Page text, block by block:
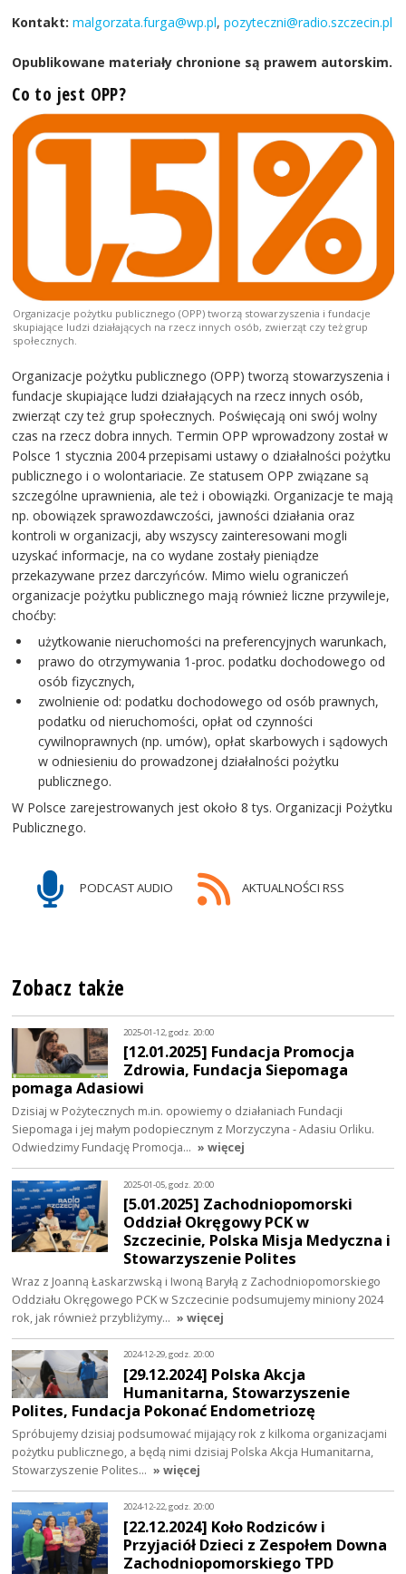
Kontakt: malgorzata.furga@wp.pl,pozyteczni@radio.szczecin.pl
Opublikowane materiały chronione są prawem autorskim.
Co to jest OPP?
Organizacje pożytku publicznego (OPP) tworzą stowarzyszenia i fundacje
skupiające ludzi działających na rzecz innych osób, zwierząt czy też grup
społecznych.
Organizacje pożytku publicznego (OPP) tworzą stowarzyszenia i
fundacje skupiające ludzi działających na rzecz innych osób,
zwierząt czy też grup społecznych. Poświęcają oni swój wolny
czas na rzecz dobra innych. Termin OPP wprowadzony został w
Polsce 1 stycznia 2004 przepisami ustawy o działalności pożytku
publicznego i o wolontariacie. Ze statusem OPP związane są
szczególne uprawnienia, ale też i obowiązki. Organizacje te mają
np. obowiązek sprawozdawczości, jawności działania oraz
kontroli w organizacji, aby wszyscy zainteresowani mogli
uzyskać informacje, na co wydane zostały pieniądze
przekazywane przez darczyńców. Mimo wielu ograniczeń
organizacje pożytku publicznego mają również liczne przywileje,
choćby:
użytkowanie nieruchomości na preferencyjnych warunkach,
prawo do otrzymywania 1-proc. podatku dochodowego od
osób fizycznych,
zwolnienie od: podatku dochodowego od osób prawnych,
podatku od nieruchomości, opłat od czynności
cywilnoprawnych (np. umów), opłat skarbowych i sądowych
w odniesieniu do prowadzonej działalności pożytku
publicznego.
W Polsce zarejestrowanych jest około 8 tys. Organizacji Pożytku
Publicznego.
PODCAST AUDIO AKTUALNOŚCI RSS
Zobacz także
2025-01-12, godz. 20:00
[12.01.2025] Fundacja Promocja
Zdrowia, Fundacja Siepomaga
pomaga Adasiowi
Dzisiaj w Pożytecznych m.in. opowiemy o działaniach Fundacji
Siepomaga i jej małym podopiecznym z Morzyczyna - Adasiu Orliku.
Odwiedzimy Fundację Promocja… » więcej
2025-01-05, godz. 20:00
[5.01.2025] Zachodniopomorski
Oddział Okręgowy PCK w
Szczecinie, Polska Misja Medyczna i
Stowarzyszenie Polites
Wraz z Joanną Łaskarzwską i Iwoną Baryłą z Zachodniopomorskiego
Oddziału Okręgowego PCK w Szczecinie podsumujemy miniony 2024
rok, jak również przybliżymy… » więcej
2024-12-29, godz. 20:00
[29.12.2024] Polska Akcja
Humanitarna, Stowarzyszenie
Polites, Fundacja Pokonać Endometriozę
Spróbujemy dzisiaj podsumować mijający rok z kilkoma organizacjami
pożytku publicznego, a będą nimi dzisiaj Polska Akcja Humanitarna,
Stowarzyszenie Polites… » więcej
2024-12-22, godz. 20:00
[22.12.2024] Koło Rodziców i
Przyjaciół Dzieci z Zespołem Downa
Zachodniopomorskiego TPD